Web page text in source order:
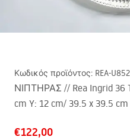
Κωδικός προϊόντος: REA-
ΝΙΠΤΗΡΑΣ // Rea Ingrid 36
cm Y: 12 cm/ 39.5 x 39.5 cm
€122,00